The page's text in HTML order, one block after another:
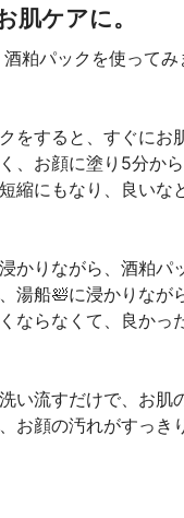
肌ケアに。
粕パックを使ってみ
をすると、すぐにお
、お顔に塗り5分か
縮にもなり、良いな
かりながら、酒粕パ
湯船🛀に浸かりなが
ならなくて、良かっ
い流すだけで、お肌
お顔の汚れがすっき